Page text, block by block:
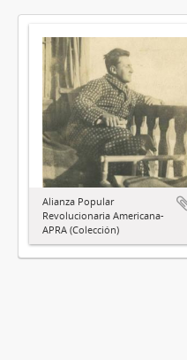
Alianza Popular
Revolucionaria Americana-
APRA (Colección)